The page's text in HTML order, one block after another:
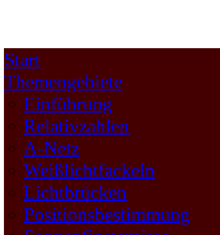
Start
Themengebiete
Einführung
Relativzahlen
A-Netz
Weißlichtfackeln
Lichtbrücken
Positionsbestimmung